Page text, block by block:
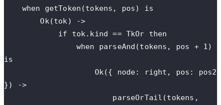
    when getToken(tokens, pos) is
        Ok(tok) ->
            if tok.kind == TkOr then
is
}) ->